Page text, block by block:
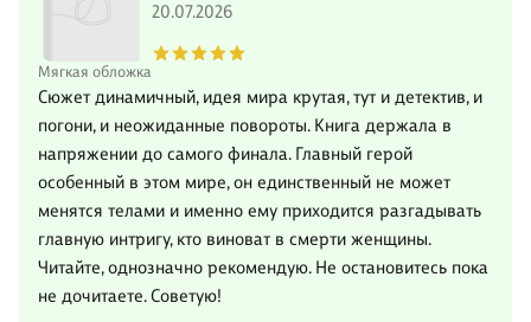
Мягкая обложка
20.07.2026
Сюжет динамичный, идея мира крутая, тут и детектив, и
погони, и неожиданные повороты. Книга держала в
напряжении до самого финала. Главный герой
особенный в этом мире, он единственный не может
менятся телами и именно ему приходится разгадывать
главную интригу, кто виноват в смерти женщины.
Читайте, однозначно рекомендую. Не остановитесь пока
не дочитаете. Советую!